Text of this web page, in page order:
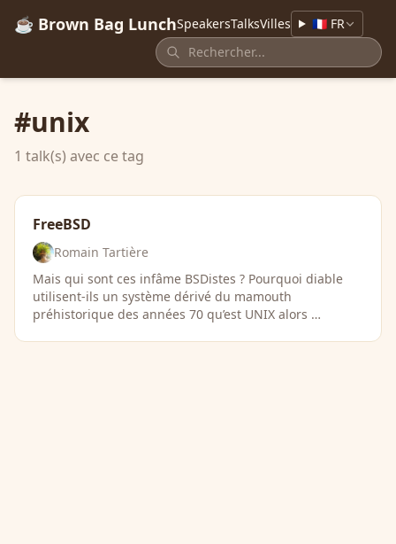
☕ Brown Bag LunchSpeakersTalksVilles 🇫🇷 FR
#unix
1 talk(s) avec ce tag
FreeBSD
Romain Tartière
Mais qui sont ces infâme BSDistes ? Pourquoi diable
utilisent-ils un système dérivé du mamouth
préhistorique des années 70 qu’est UNIX alors …